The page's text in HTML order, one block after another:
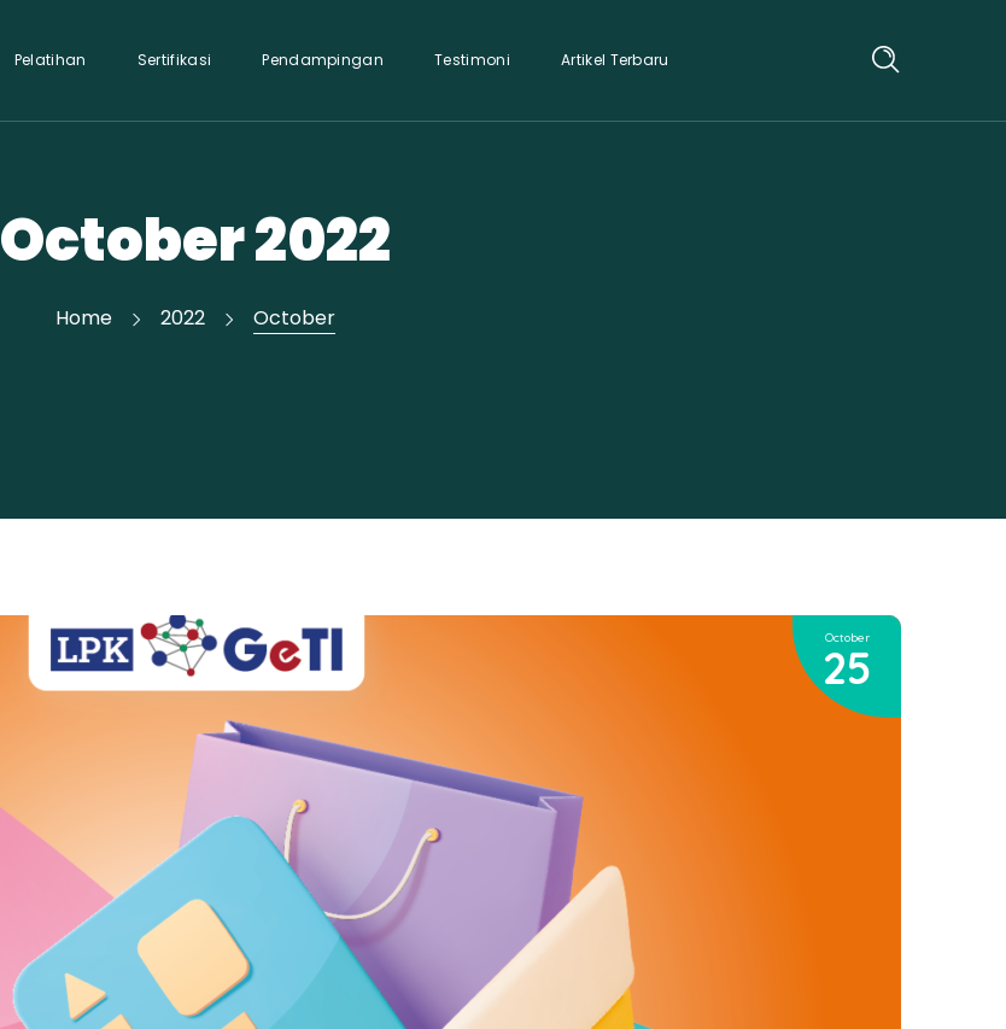
Pelatihan Sertifikasi Pendampingan Testimoni Artikel Terbaru
October 2022
Home 2022 October
October
25